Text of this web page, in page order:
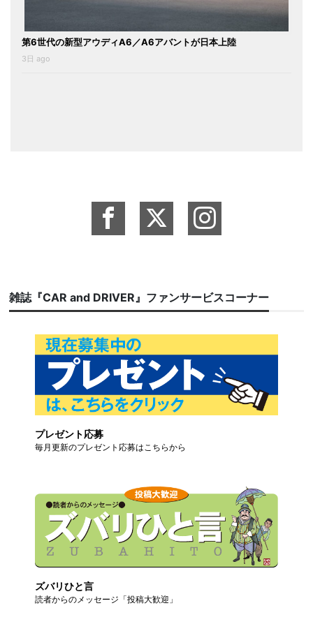
第6世代の新型アウディA6／A6アバントが日本上陸
3日 ago
雑誌『CAR and DRIVER』ファンサービスコーナー
プレゼント応募
毎月更新のプレゼント応募はこちらから
ズバリひと言
読者からのメッセージ「投稿大歓迎」